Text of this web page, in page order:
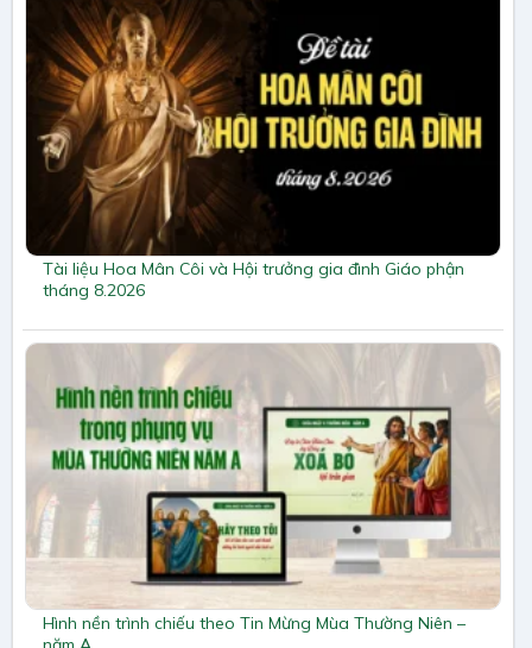
Tài liệu Hoa Mân Côi và Hội trưởng gia đình Giáo phận
tháng 8.2026
Hình nền trình chiếu theo Tin Mừng Mùa Thường Niên –